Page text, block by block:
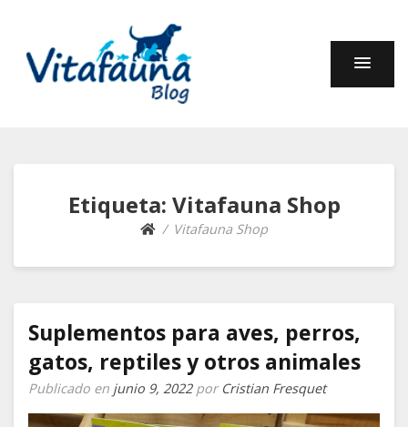
Etiqueta: Vitafauna Shop
Vitafauna Shop
Suplementos para aves, perros,
gatos, reptiles y otros animales
Publicado en junio 9, 2022por Cristian Fresquet